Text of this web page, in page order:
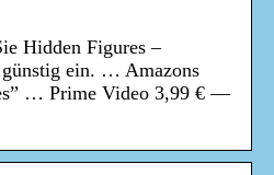
Hidden Figures –
ein. … Amazons
… Prime Video 3,99 € —